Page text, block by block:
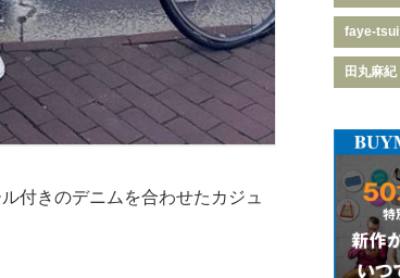
付きのデニムを合わせたカジュ
faye-tsui
田丸麻紀